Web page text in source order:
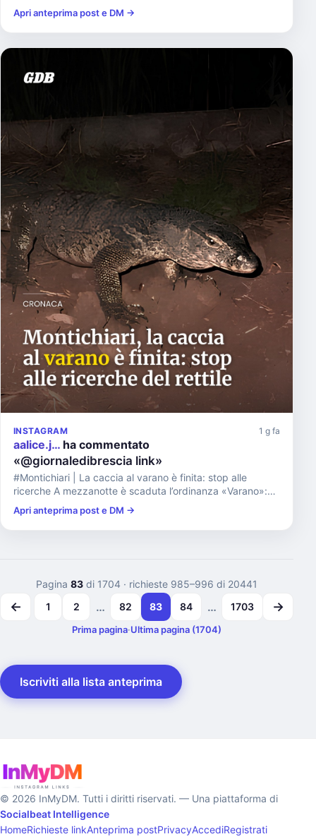
Apri anteprima post e DM →
INSTAGRAM 1 g fa
aalice.j… ha commentato
«@giornaledibrescia link»
#Montichiari | La caccia al varano è finita: stop alle
ricerche A mezzanotte è scaduta l’ordinanza «Varano»:
terminano ...
Apri anteprima post e DM →
Pagina 83 di 1704 · richieste 985–996 di 20441
← 1 2 … 82 83 84 … 1703 1704
→
Prima pagina·Ultima pagina (1704)
Iscriviti alla lista anteprima
© 2026 InMyDM. Tutti i diritti riservati. — Una piattaforma di
Socialbeat Intelligence
HomeRichieste linkAnteprima postPrivacyAccediRegistrati